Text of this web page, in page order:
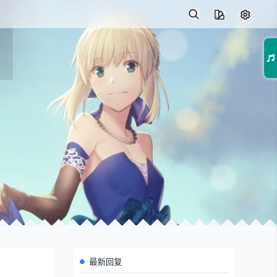
最新回复